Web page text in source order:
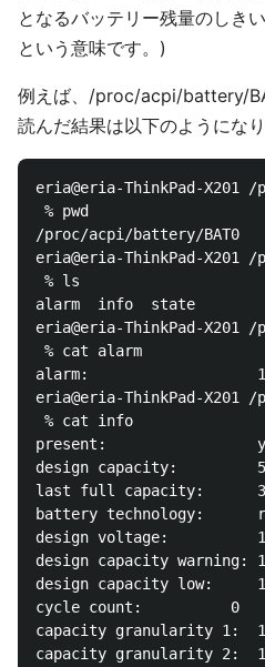
となるバッテリー残量のしき
という意味です。)
例えば、/proc/acpi/battery/
読んだ結果は以下のようになり
eria@eria-ThinkPad-X201
% pwd
/proc/acpi/battery/BAT0
eria@eria-ThinkPad-X201
% ls
alarm  info  state
eria@eria-ThinkPad-X201
% cat alarm
alarm:
eria@eria-ThinkPad-X201
% cat info
present:
design capacity:
last full capacity:
battery technology:
design voltage:
design capacity warning:
design capacity low:
cycle count:		  0
capacity granularity 1:  1
capacity granularity 2:  1